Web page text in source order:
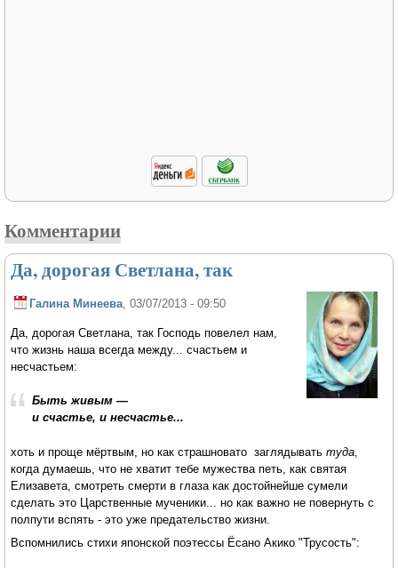
Комментарии
Да, дорогая Светлана, так
Галина Минеева , 03/07/2013 - 09:50
Да, дорогая Светлана, так Господь повелел нам,
что жизнь наша всегда между... счастьем и
несчастьем:
Быть живым —
и счастье, и несчастье...
хоть и проще мёртвым, но как страшновато заглядыватьтуда
когда думаешь, что не хватит тебе мужества петь, как святая
Елизавета, смотреть смерти в глаза как достойнейше сумели
сделать это Царственные мученики... но как важно не повернуть с
полпути вспять - это уже предательство жизни.
Вспомнились стихи японской поэтессы Ёсано Акико "Трусость":